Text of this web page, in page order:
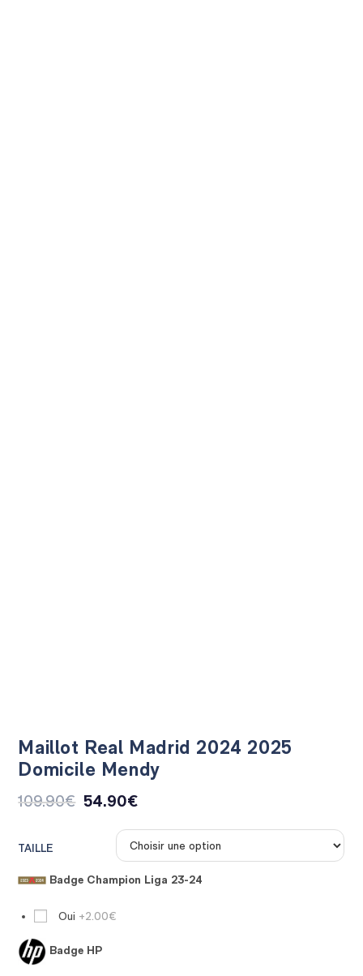
Maillot Real Madrid 2024 2025
Domicile Mendy
109.90€ 54.90€
TAILLE
Badge Champion Liga 23-24
Oui +2.00€
Badge HP